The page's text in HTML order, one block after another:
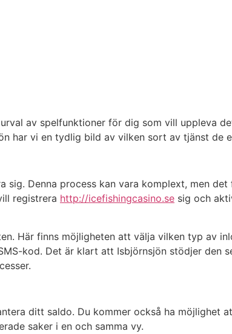
av spelfunktioner för dig som vill uppleva
har vi en tydlig bild av vilken sort av tjänst de
Denna process kan vara komplext, men
registrera http://icefishingcasino.se sig och
Här finns möjligheten att välja vilken typ av
kod. Det är klart att Isbjörnsjön stödjer den
ditt saldo. Du kommer också ha möjlighet
saker i en och samma vy.